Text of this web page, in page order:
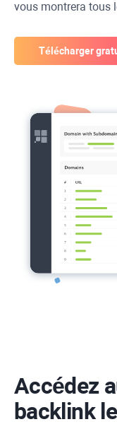
vous montrera tous
Télécharger
Accédez
backlink